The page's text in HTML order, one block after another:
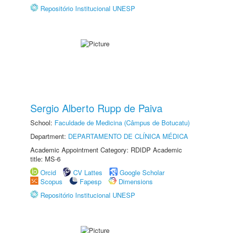
Repositório Institucional UNESP
Sergio Alberto Rupp de Paiva
School: Faculdade de Medicina (Câmpus de Botucatu)
Department: DEPARTAMENTO DE CLÍNICA MÉDICA
Academic Appointment Category: RDIDP Academic
title: MS-6
Orcid
CV Lattes
Google Scholar
Scopus
Fapesp
Dimensions
Repositório Institucional UNESP